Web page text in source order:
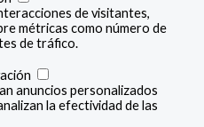
de visitantes,
métricas como número de
de tráfico.
anuncios personalizados
la efectividad de las